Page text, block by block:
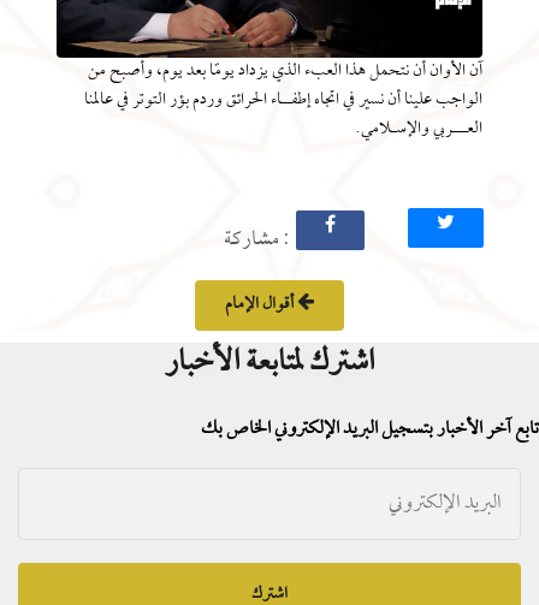
آن الأوان أن نتحمل هذا العبء الذي يزداد يومًا بعد يوم، وأصبح من
الواجب علينا أن نسير في اتجاه إطفــاء الحرائق وردم بؤر التوتر في عالمنا
العـــربي والإسـلامي.
: مشاركة
أقوال الإمام
اشترك لمتابعة الأخبار
تابع آخر الأخبار بتسجيل البريد الإلكتروني الخاص بك
اشترك